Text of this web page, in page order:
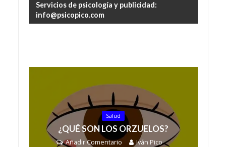
Servicios de psicología y publicidad:
info@psicopico.com
Salud
¿QUÉ SON LOS ORZUELOS?
Añadir Comentario Iván Pico